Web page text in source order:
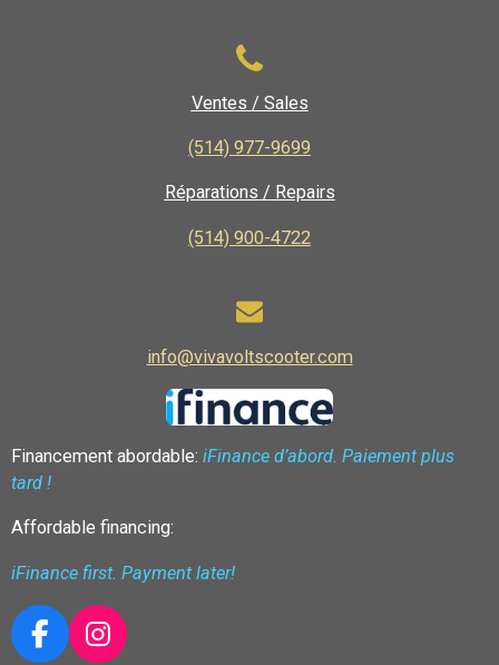
Ventes / Sales
(514) 977-9699
Réparations / Repairs
(514) 900-4722
info@vivavoltscooter.com
Financement abordable: iFinance d’abord. Paiement plus
tard !
Affordable financing:
iFinance first. Payment later!
F
I